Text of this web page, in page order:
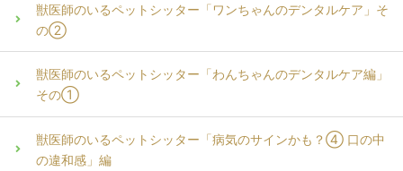
獣医師のいるペットシッター「ワンちゃんのデンタルケア」そ
の②
獣医師のいるペットシッター「わんちゃんのデンタルケア編」
その①
獣医師のいるペットシッター「病気のサインかも？④ 口の中
の違和感」編